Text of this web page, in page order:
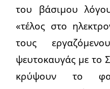
του βάσιμου
«τέλος στο
τους
ψευτοκαυγάς με το
κρύψουν το